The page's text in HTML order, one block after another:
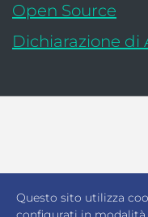
Open Source
Dichiarazione di
Questo sito utilizza